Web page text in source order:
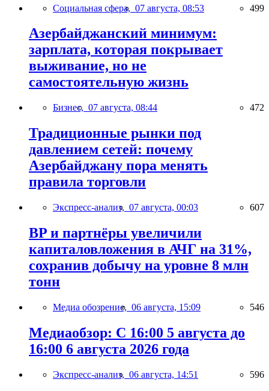
Социальная сфера, 07 августа, 08:53 499
Азербайджанский минимум:
зарплата, которая покрывает
выживание, но не
самостоятельную жизнь
Бизнес, 07 августа, 08:44 472
Традиционные рынки под
давлением сетей: почему
Азербайджану пора менять
правила торговли
Экспресс-анализ, 07 августа, 00:03 607
BP и партнёры увеличили
капиталовложения в АЧГ на 31%,
сохранив добычу на уровне 8 млн
тонн
Медиа обозрение, 06 августа, 15:09 546
Медиаобзор: С 16:00 5 августа до
16:00 6 августа 2026 года
Экспресс-анализ, 06 августа, 14:51 596